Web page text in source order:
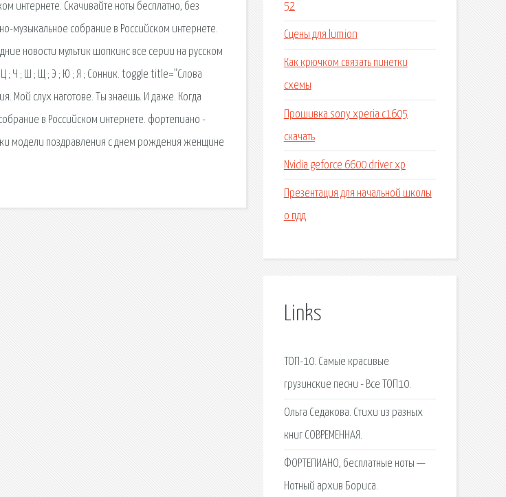
интернете. Скачивайте ноты бесплатно, без
музыкальное собрание в Российском интернете.
новости мультик шопкинс все серии на русском
Ц ; Ч ; Ш ; Щ ; Э ; Ю ; Я ; Сонник. toggle title=”Слова
Мой слух наготове. Ты знаешь. И даже. Когда
в Российском интернете. фортепиано -
модели поздравления с днем рождения женщине
52
Сцены для lumion
Как крючком связать пинетки
схемы
Прошивка sony xperia c1605
скачать
Nvidia geforce 6600 driver xp
Презентация для начальной школы
о пдд
Links
ТОП-10. Самые красивые
грузинские песни - Все ТОП10.
Ольга Седакова. Стихи из разных
книг СОВРЕМЕННАЯ.
ФОРТЕПИАНО, бесплатные ноты —
Нотный архив Бориса.